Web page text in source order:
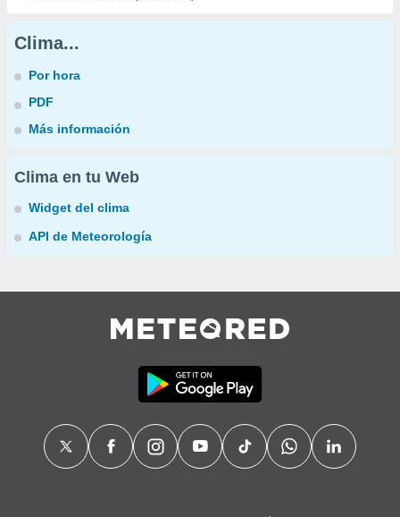
Clima...
Por hora
PDF
Más información
Clima en tu Web
Widget del clima
API de Meteorología